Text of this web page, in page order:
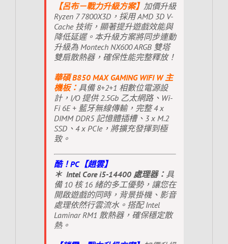
【呂布－戰力升級方案】 加價升級
Ryzen 7 7800X3D，採用 AMD 3D V-
Cache 技術，顯著提升遊戲效能與
降低延遲。本升級方案將同步連動
升級為 Montech NX600 ARGB 雙塔
雙扇散熱器，確保性能完整釋放！
華碩 B850 MAX GAMING WIFI W 主
機板： 具備 8+2+1 相數位電源設
計，I/O 提供 2.5Gb 乙太網路、Wi-
Fi 6E + 藍牙無線傳輸，完整 4 x
DIMM DDR5 記憶體插槽、3 x M.2
SSD、4 x PCIe，將擴充發揮到極
致。
酷！PC【趙雲】
＊ Intel Core i5-14400 處理器： 具
備 10 核 16 緒的多工優勢，讓您在
開啟遊戲的同時，背景掛機、影音
處理依然行雲流水。搭配 Intel
Laminar RM1 散熱器，確保穩定散
熱。